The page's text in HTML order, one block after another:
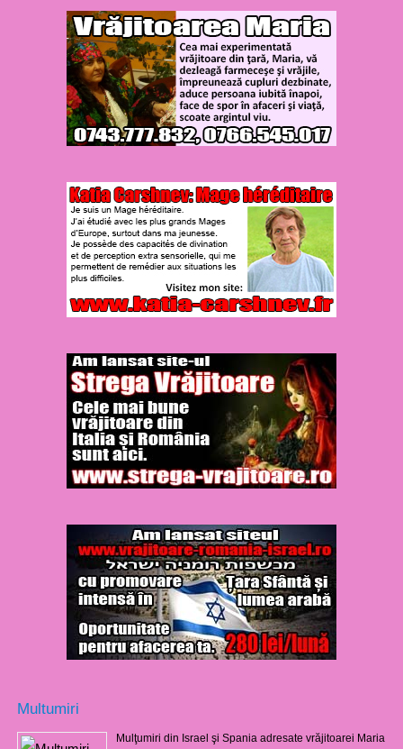
Multumiri
Mulţumiri din Israel şi Spania adresate vrăjitoarei Maria